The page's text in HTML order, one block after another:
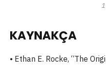
KAYNAKÇA
⦁ Ethan E. Rocke, “The